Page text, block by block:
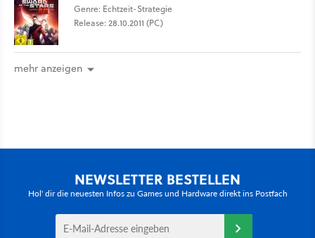
Genre: Echtzeit-Strategie
Release: 28.10.2011 (PC)
mehr anzeigen
NEWSLETTER BESTELLEN
Hol' dir die neuesten Infos zu Games und Hardware direkt ins Postfach